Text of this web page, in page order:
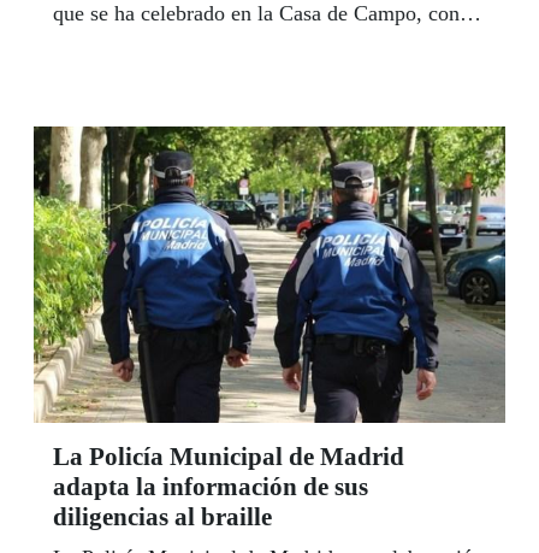
que se ha celebrado en la Casa de Campo, con el
La Policía Municipal de Madrid
adapta la información de sus
diligencias al braille